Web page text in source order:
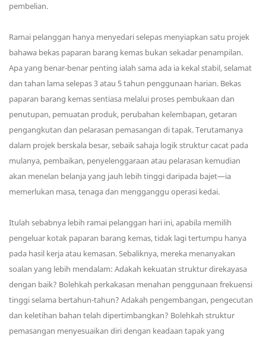
pembelian.
Ramai pelanggan hanya menyedari selepas menyiapkan satu projek
bahawa bekas paparan barang kemas bukan sekadar penampilan.
Apa yang benar-benar penting ialah sama ada ia kekal stabil, selamat
dan tahan lama selepas 3 atau 5 tahun penggunaan harian. Bekas
paparan barang kemas sentiasa melalui proses pembukaan dan
penutupan, pemuatan produk, perubahan kelembapan, getaran
pengangkutan dan pelarasan pemasangan di tapak. Terutamanya
dalam projek berskala besar, sebaik sahaja logik struktur cacat pada
mulanya, pembaikan, penyelenggaraan atau pelarasan kemudian
akan menelan belanja yang jauh lebih tinggi daripada bajet—ia
memerlukan masa, tenaga dan mengganggu operasi kedai.
Itulah sebabnya lebih ramai pelanggan hari ini, apabila memilih
pengeluar kotak paparan barang kemas, tidak lagi tertumpu hanya
pada hasil kerja atau kemasan. Sebaliknya, mereka menanyakan
soalan yang lebih mendalam: Adakah kekuatan struktur direkayasa
dengan baik? Bolehkah perkakasan menahan penggunaan frekuensi
tinggi selama bertahun-tahun? Adakah pengembangan, pengecutan
dan keletihan bahan telah dipertimbangkan? Bolehkah struktur
pemasangan menyesuaikan diri dengan keadaan tapak yang